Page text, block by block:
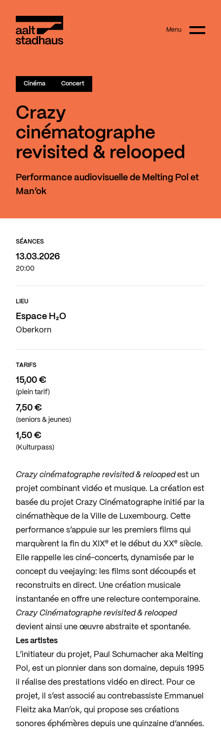
Main content Menu
Cinéma Concert
Crazy
cinématographe
revisited & relooped
Performance audiovisuelle de Melting Pol et
Man’ok
SÉANCES
13.03.2026
20:00
LIEU
Espace H₂O
Oberkorn
TARIFS
15,00 €
(plein tarif)
7,50 €
(seniors & jeunes)
1,50 €
(Kulturpass)
Crazy cinématographe revisited & relooped est un
projet combinant vidéo et musique. La création est
basée du projet Crazy Cinématographe initié par la
cinémathèque de la Ville de Luxembourg. Cette
performance s’appuie sur les premiers films qui
marquèrent la fin du XIXe et le début du XXe siècle.
Elle rappelle les ciné-concerts, dynamisée par le
concept du veejaying: les films sont découpés et
reconstruits en direct. Une création musicale
instantanée en offre une relecture contemporaine.
Crazy Cinématographe revisited & relooped
devient ainsi une œuvre abstraite et spontanée.
Les artistes
L’initiateur du projet, Paul Schumacher aka Melting
Pol, est un pionnier dans son domaine, depuis 1995
il réalise des prestations vidéo en direct. Pour ce
projet, il s’est associé au contrebassiste Emmanuel
Fleitz aka Man’ok, qui propose ses créations
sonores éphémères depuis une quinzaine d’années.